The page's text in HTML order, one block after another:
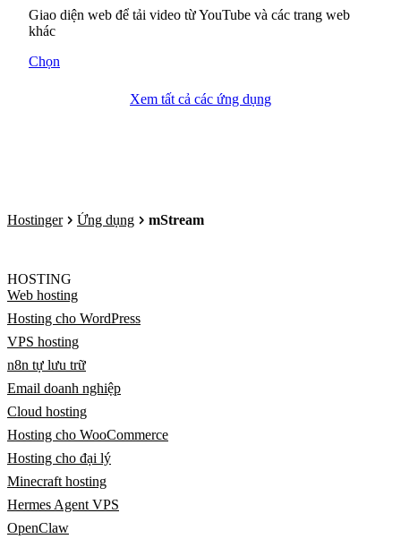
Giao diện web để tải video từ YouTube và các trang web
khác
Chọn
Xem tất cả các ứng dụng
Hostinger Ứng dụng mStream
HOSTING
Web hosting
Hosting cho WordPress
VPS hosting
n8n tự lưu trữ
Email doanh nghiệp
Cloud hosting
Hosting cho WooCommerce
Hosting cho đại lý
Minecraft hosting
Hermes Agent VPS
OpenClaw